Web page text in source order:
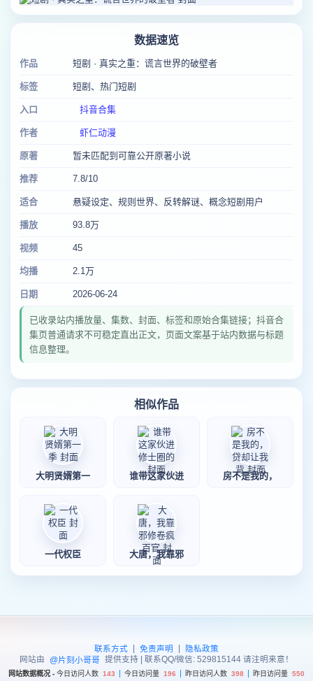
数据速览
作品 短剧 · 真实之重：谎言世界的破壁者
标签 短剧、热门短剧
入口 抖音合集
作者 虾仁动漫
原著 暂未匹配到可靠公开原著小说
推荐 7.8/10
适合 悬疑设定、规则世界、反转解谜、概念短剧用户
播放 93.8万
视频 45
均播 2.1万
日期 2026-06-24
已收录站内播放量、集数、封面、标签和原始合集链接；抖音合
集页普通请求不可稳定直出正文，页面文案基于站内数据与标题
信息整理。
相似作品
大明贤婿第一 谁带这家伙进 房不是我的，
一代权臣 大唐，我靠邪
联系方式 | 免责声明 |
隐私政策
网站由
@片刻小哥哥 提供支持 | 联系QQ/微信: 529815144 请注明来意！
网站数据概况 - 今日访问人数 143 今日访问量 196 昨日访问人数 398 昨日访问量 550